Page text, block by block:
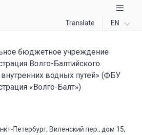
Translate EN
бюджетное учреждение
Волго-Балтийского
внутренних водных путей» (ФБУ
«Волго-Балт»)
Петербург, Виленский пер., дом 15,